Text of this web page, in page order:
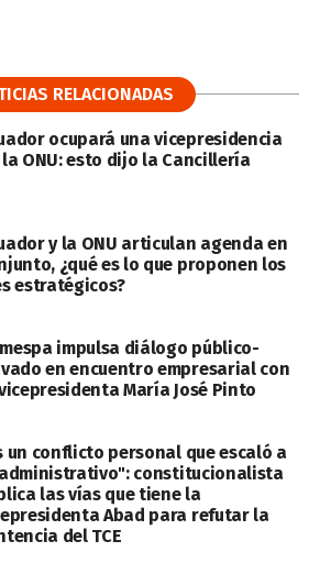
RELACIONADAS
ocupará una vicepresidencia
ONU: esto dijo la Cancillería
y la ONU articulan agenda en
¿qué es lo que proponen los
estratégicos?
impulsa diálogo público-
en encuentro empresarial con
María José Pinto
un conflicto personal que escaló a
constitucionalista
las vías que tiene la
Abad para refutar la
del TCE